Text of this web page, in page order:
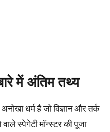
में अंतिम तथ्य
धर्म है जो विज्ञान और तर्क
स्पेगेटी मॉन्स्टर की पूजा